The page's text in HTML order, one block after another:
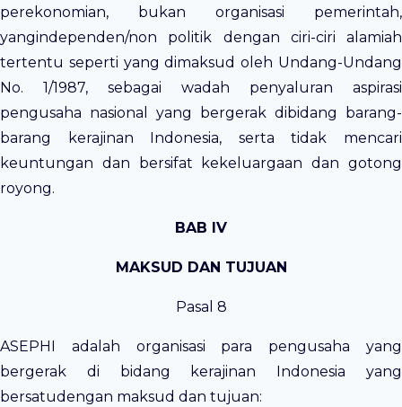
perekonomian, bukan organisasi pemerintah,
yangindependen/non politik dengan ciri-ciri alamiah
tertentu seperti yang dimaksud oleh Undang-Undang
No. 1/1987, sebagai wadah penyaluran aspirasi
pengusaha nasional yang bergerak dibidang barang-
barang kerajinan Indonesia, serta tidak mencari
keuntungan dan bersifat kekeluargaan dan gotong
royong.
BAB IV
MAKSUD DAN TUJUAN
Pasal 8
ASEPHI adalah organisasi para pengusaha yang
bergerak di bidang kerajinan Indonesia yang
bersatudengan maksud dan tujuan: